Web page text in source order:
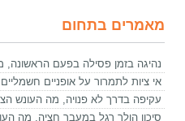
מאמרים בתחום
נהיגה בזמן פסילה בפעם הראשונה,
אי ציות לתמרור על אופניים
עקיפה בדרך לא פנויה, מה העונש
סיכון הולך רגל במעבר חציה, מה